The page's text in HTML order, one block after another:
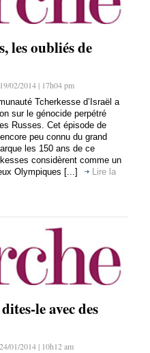
les oubliés de
02/2014 | 17h04 pm
Tcherkesse d’Israël a
sur le génocide perpétré
Russes. Cet épisode de
peu connu du grand
les 150 ans de ce
considèrent comme un
Olympiques [...]
Lire la
le avec des
01/2014 | 10h12 am